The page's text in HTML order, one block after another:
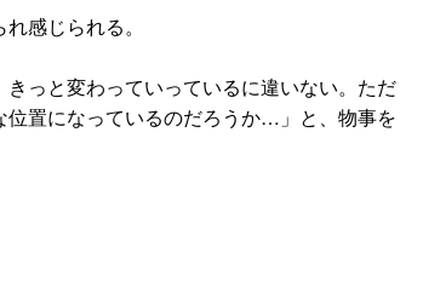
感じられる。
っと変わっていっているに違いない。ただ
位置になっているのだろうか…」と、物事を